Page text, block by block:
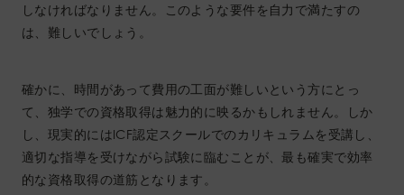
しなければなりません。このような要件を自力で満たすの
は、難しいでしょう。
確かに、時間があって費用の工面が難しいという方にとっ
て、独学での資格取得は魅力的に映るかもしれません。しか
し、現実的にはICF認定スクールでのカリキュラムを受講し、
適切な指導を受けながら試験に臨むことが、最も確実で効率
的な資格取得の道筋となります。